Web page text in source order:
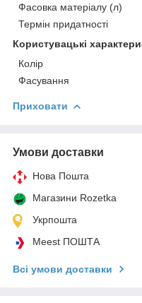
Фасовка матеріалу (л)
Термін придатності
Користувацькі
Колір
Фасування
Приховати
Умови доставки
Нова Пошта
Магазини Rozetka
Укрпошта
Meest ПОШТА
Всі умови доставки